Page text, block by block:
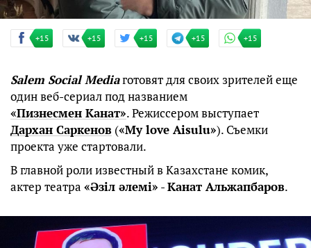
+15 +15 +15 +15 +15
Salem Social Mediaготовят для своих зрителей еще
один веб-сериал под названием
«Пизнесмен Канат». Режиссером выступает
Дархан Саркенов («My love Aisulu»). Съемки
проекта уже стартовали.
В главной роли известный в Казахстане комик,
актер театра «Әзіл әлемі» -Канат Альжапбаров.